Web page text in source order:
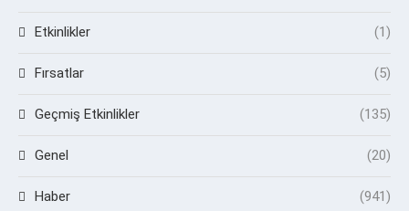
Etkinlikler (1)
Fırsatlar (5)
Geçmiş Etkinlikler (135)
Genel (20)
Haber (941)